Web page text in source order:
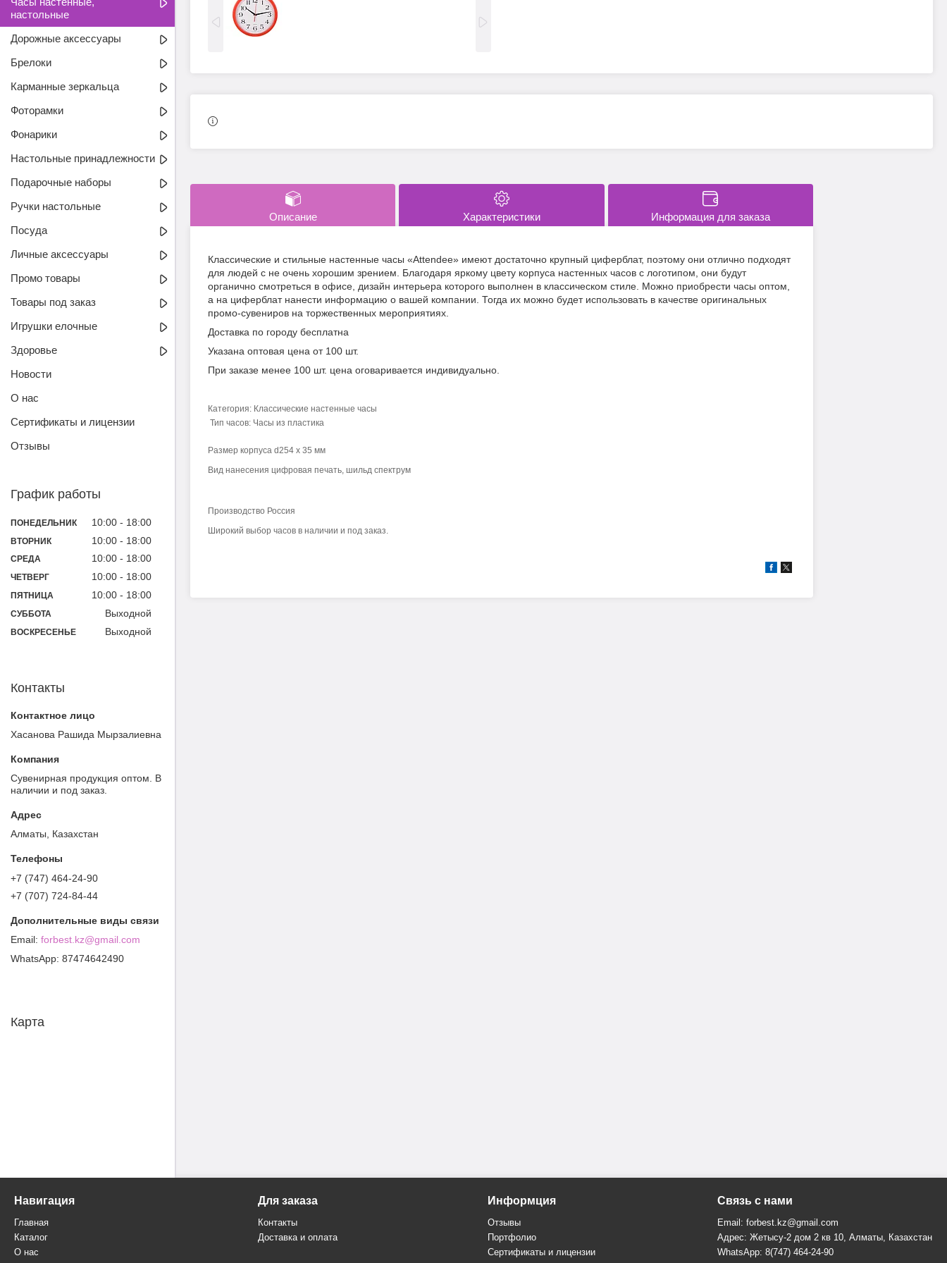
Описание Характеристики Информация для заказа
Классические и стильные настенные часы «Attendee» имеют достаточно крупный циферблат, поэтому они отлично подходят
для людей с не очень хорошим зрением. Благодаря яркому цвету корпуса настенных часов с логотипом, они будут
органично смотреться в офисе, дизайн интерьера которого выполнен в классическом стиле. Можно приобрести часы оптом,
а на циферблат нанести информацию о вашей компании. Тогда их можно будет использовать в качестве оригинальных
промо-сувениров на торжественных мероприятиях.
Доставка по городу бесплатна
Указана оптовая цена от 100 шт.
При заказе менее 100 шт. цена оговаривается индивидуально.
Категория: Классические настенные часы
Тип часов: Часы из пластика
Размер корпуса d254 х 35 мм
Вид нанесения цифровая печать, шильд спектрум
Производство Россия
Широкий выбор часов в наличии и под заказ.
настольные
Дорожные аксессуары
Брелоки
Карманные зеркальца
Фоторамки
Фонарики
Настольные принадлежности
Подарочные наборы
Ручки настольные
Посуда
Личные аксессуары
Промо товары
Товары под заказ
Игрушки елочные
Здоровье
Новости
О нас
Сертификаты и лицензии
Отзывы
График работы
ПОНЕДЕЛЬНИК 10:00 18:00
ВТОРНИК 10:00 18:00
СРЕДА 10:00 18:00
ЧЕТВЕРГ 10:00 18:00
ПЯТНИЦА 10:00 18:00
СУББОТА Выходной
ВОСКРЕСЕНЬЕ Выходной
Контакты
Хасанова Рашида Мырзалиевна
Cувенирная продукция оптом. В
наличии и под заказ.
Алматы, Казахстан
+7 (747) 464-24-90
+7 (707) 724-84-44
forbest.kz@gmail.com
87474642490
Карта
Навигация
Главная
Каталог
О нас
Для заказа
Контакты
Доставка и оплата
Информция
Отзывы
Портфолио
Сертификаты и лицензии
Связь с нами
Email: forbest.kz@gmail.com
Адрес: Жетысу-2 дом 2 кв 10, Алматы, Казахстан
WhatsApp: 8(747) 464-24-90